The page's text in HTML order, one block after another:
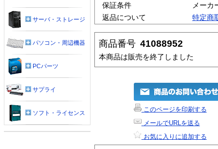
保証条件
メーカ
返品について
特定商
商品番号 41088952
本商品は販売を終了しました
このページを印刷する
メールでURLを送る
お気に入りに追加する
サーバ・ストレージ
パソコン・周辺機器
PCパーツ
サプライ
ソフト・ライセンス